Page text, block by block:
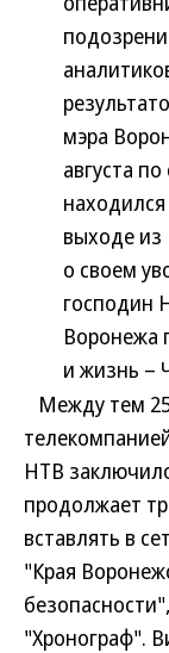
мэра
августа
выходе из
о своем
господин
Воронежа
и жизнь –
Между тем
НТВ
продолжает
вставлять в
"Края
"Хронограф".